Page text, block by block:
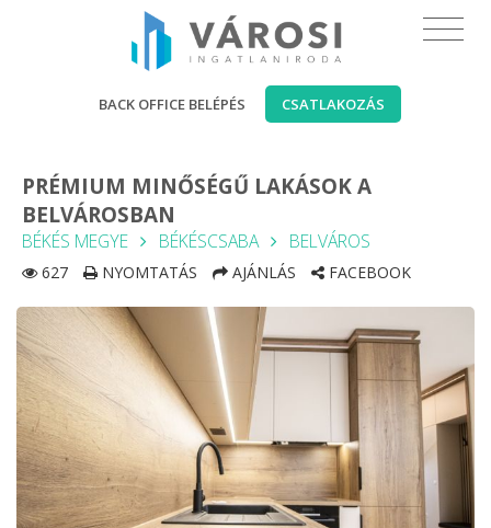
BACK OFFICE BELÉPÉS CSATLAKOZÁS
PRÉMIUM MINŐSÉGŰ LAKÁSOK A
BELVÁROSBAN
BÉKÉS MEGYE BÉKÉSCSABA BELVÁROS
627 NYOMTATÁS AJÁNLÁS FACEBOOK